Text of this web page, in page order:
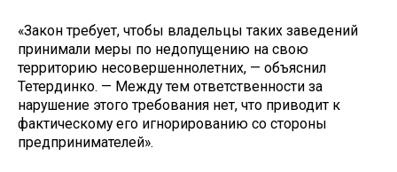
«Закон требует, чтобы владельцы таких заведений
принимали меры по недопущению на свою
территорию несовершеннолетних, — объяснил
Тетердинко. — Между тем ответственности за
нарушение этого требования нет, что приводит к
фактическому его игнорированию со стороны
предпринимателей».